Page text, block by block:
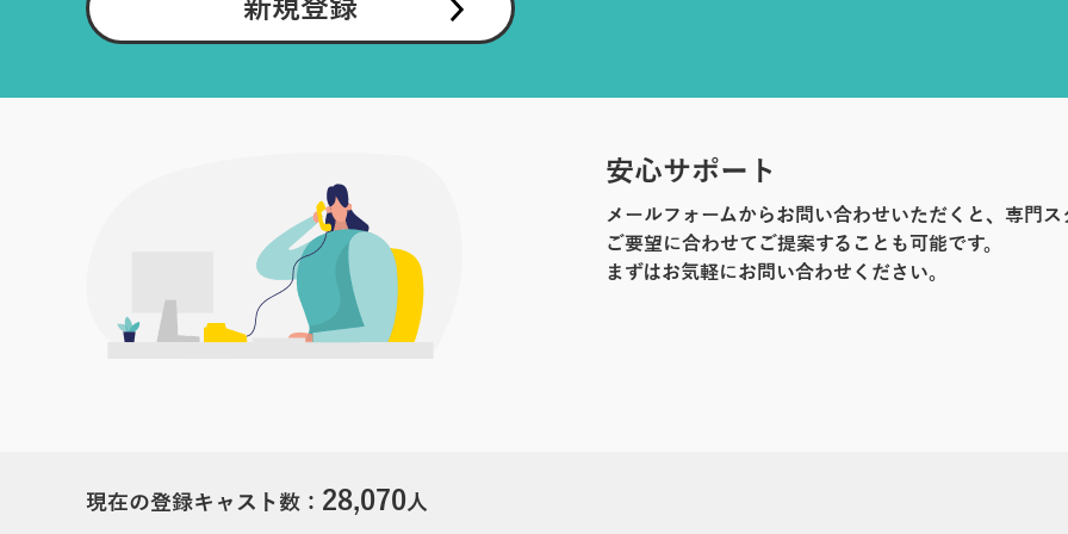
新規登録
安心サポート
メールフォームからお問い合わせいただくと、専門
ご要望に合わせてご提案することも可能です。
まずはお気軽にお問い合わせください。
現在の登録キャスト数： 28,070人